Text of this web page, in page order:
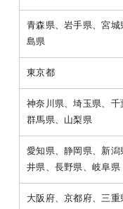
青森県、岩手県、宮
島県
東京都
神奈川県、埼玉県、千
群馬県、山梨県
愛知県、静岡県、新
井県、長野県、岐阜県
大阪府、京都府、三